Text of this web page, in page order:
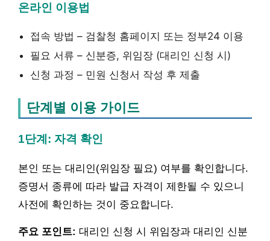
온라인 이용법
접속 방법 – 검찰청 홈페이지 또는 정부24 이용
필요 서류 – 신분증, 위임장 (대리인 신청 시)
신청 과정 – 민원 신청서 작성 후 제출
단계별 이용 가이드
1단계: 자격 확인
본인 또는 대리인(위임장 필요) 여부를 확인합니다.
증명서 종류에 따라 발급 자격이 제한될 수 있으니
사전에 확인하는 것이 중요합니다.
주요 포인트: 대리인 신청 시 위임장과 대리인 신분